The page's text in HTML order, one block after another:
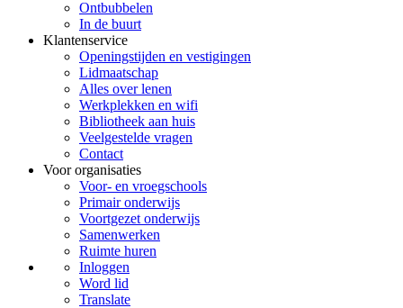
Ontbubbelen
In de buurt
Klantenservice
Openingstijden en vestigingen
Lidmaatschap
Alles over lenen
Werkplekken en wifi
Bibliotheek aan huis
Veelgestelde vragen
Contact
Voor organisaties
Voor- en vroegschools
Primair onderwijs
Voortgezet onderwijs
Samenwerken
Ruimte huren
Inloggen
Word lid
Translate